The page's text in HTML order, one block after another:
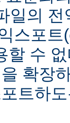
일의
스포
할 수
확장
트하